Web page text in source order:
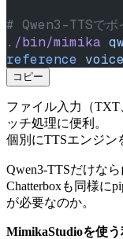
# Qwen3-TTSでボ
./bin/mimika
reference
コピー
ファイル入力（
ッチ処理に便利。
個別にTTSエンジン
Qwen3-TTSだけなら
Chatterboxも同様に
が必要なのか。
MimikaStudioを使う